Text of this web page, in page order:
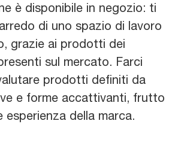
è disponibile in negozio: ti
di uno spazio di lavoro
grazie ai prodotti dei
sul mercato. Farci
prodotti definiti da
e forme accattivanti, frutto
esperienza della marca.